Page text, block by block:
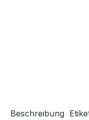
Beschreibung